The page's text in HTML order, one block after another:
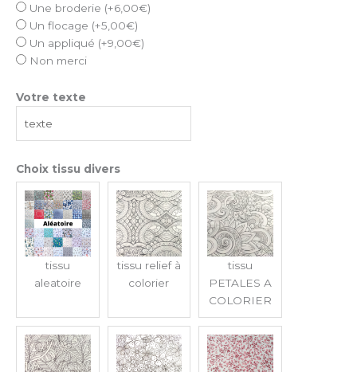
Une broderie (+6,00€)
Un flocage (+5,00€)
Un appliqué (+9,00€)
Non merci
Votre texte
Choix tissu divers
tissu
aleatoire
tissu relief à
colorier
tissu
PETALES A
COLORIER